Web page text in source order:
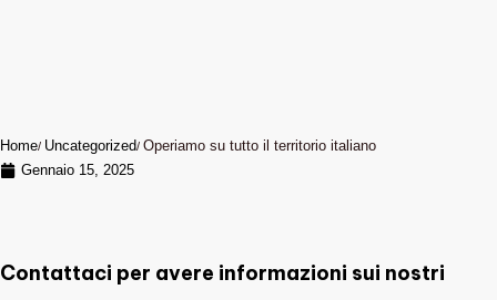
Home Uncategorized Operiamo su tutto il territorio italiano
Gennaio 15, 2025
Contattaci per avere informazioni sui nostri